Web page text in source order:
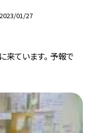
2023/01/27
ています。 予報で